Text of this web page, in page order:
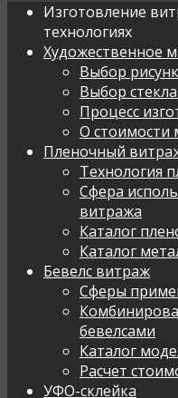
Изготовление
технологиях
Художественное
Выбор
Выбор
Процесс
О стоимости
Пленочный
Технология
Сфера
витража
Каталог
Каталог
Бевелс витраж
Сферы
бевелсами
Каталог
Расчет
УФО-склейка